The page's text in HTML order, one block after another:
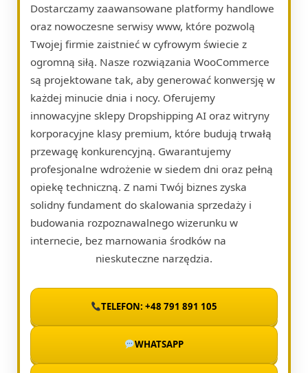
Dostarczamy zaawansowane platformy handlowe
oraz nowoczesne serwisy www, które pozwolą
Twojej firmie zaistnieć w cyfrowym świecie z
ogromną siłą. Nasze rozwiązania WooCommerce
są projektowane tak, aby generować konwersję w
każdej minucie dnia i nocy. Oferujemy
innowacyjne sklepy Dropshipping AI oraz witryny
korporacyjne klasy premium, które budują trwałą
przewagę konkurencyjną. Gwarantujemy
profesjonalne wdrożenie w siedem dni oraz pełną
opiekę techniczną. Z nami Twój biznes zyska
solidny fundament do skalowania sprzedaży i
budowania rozpoznawalnego wizerunku w
internecie, bez marnowania środków na
nieskuteczne narzędzia.
TELEFON: +48 791 891 105
WHATSAPP